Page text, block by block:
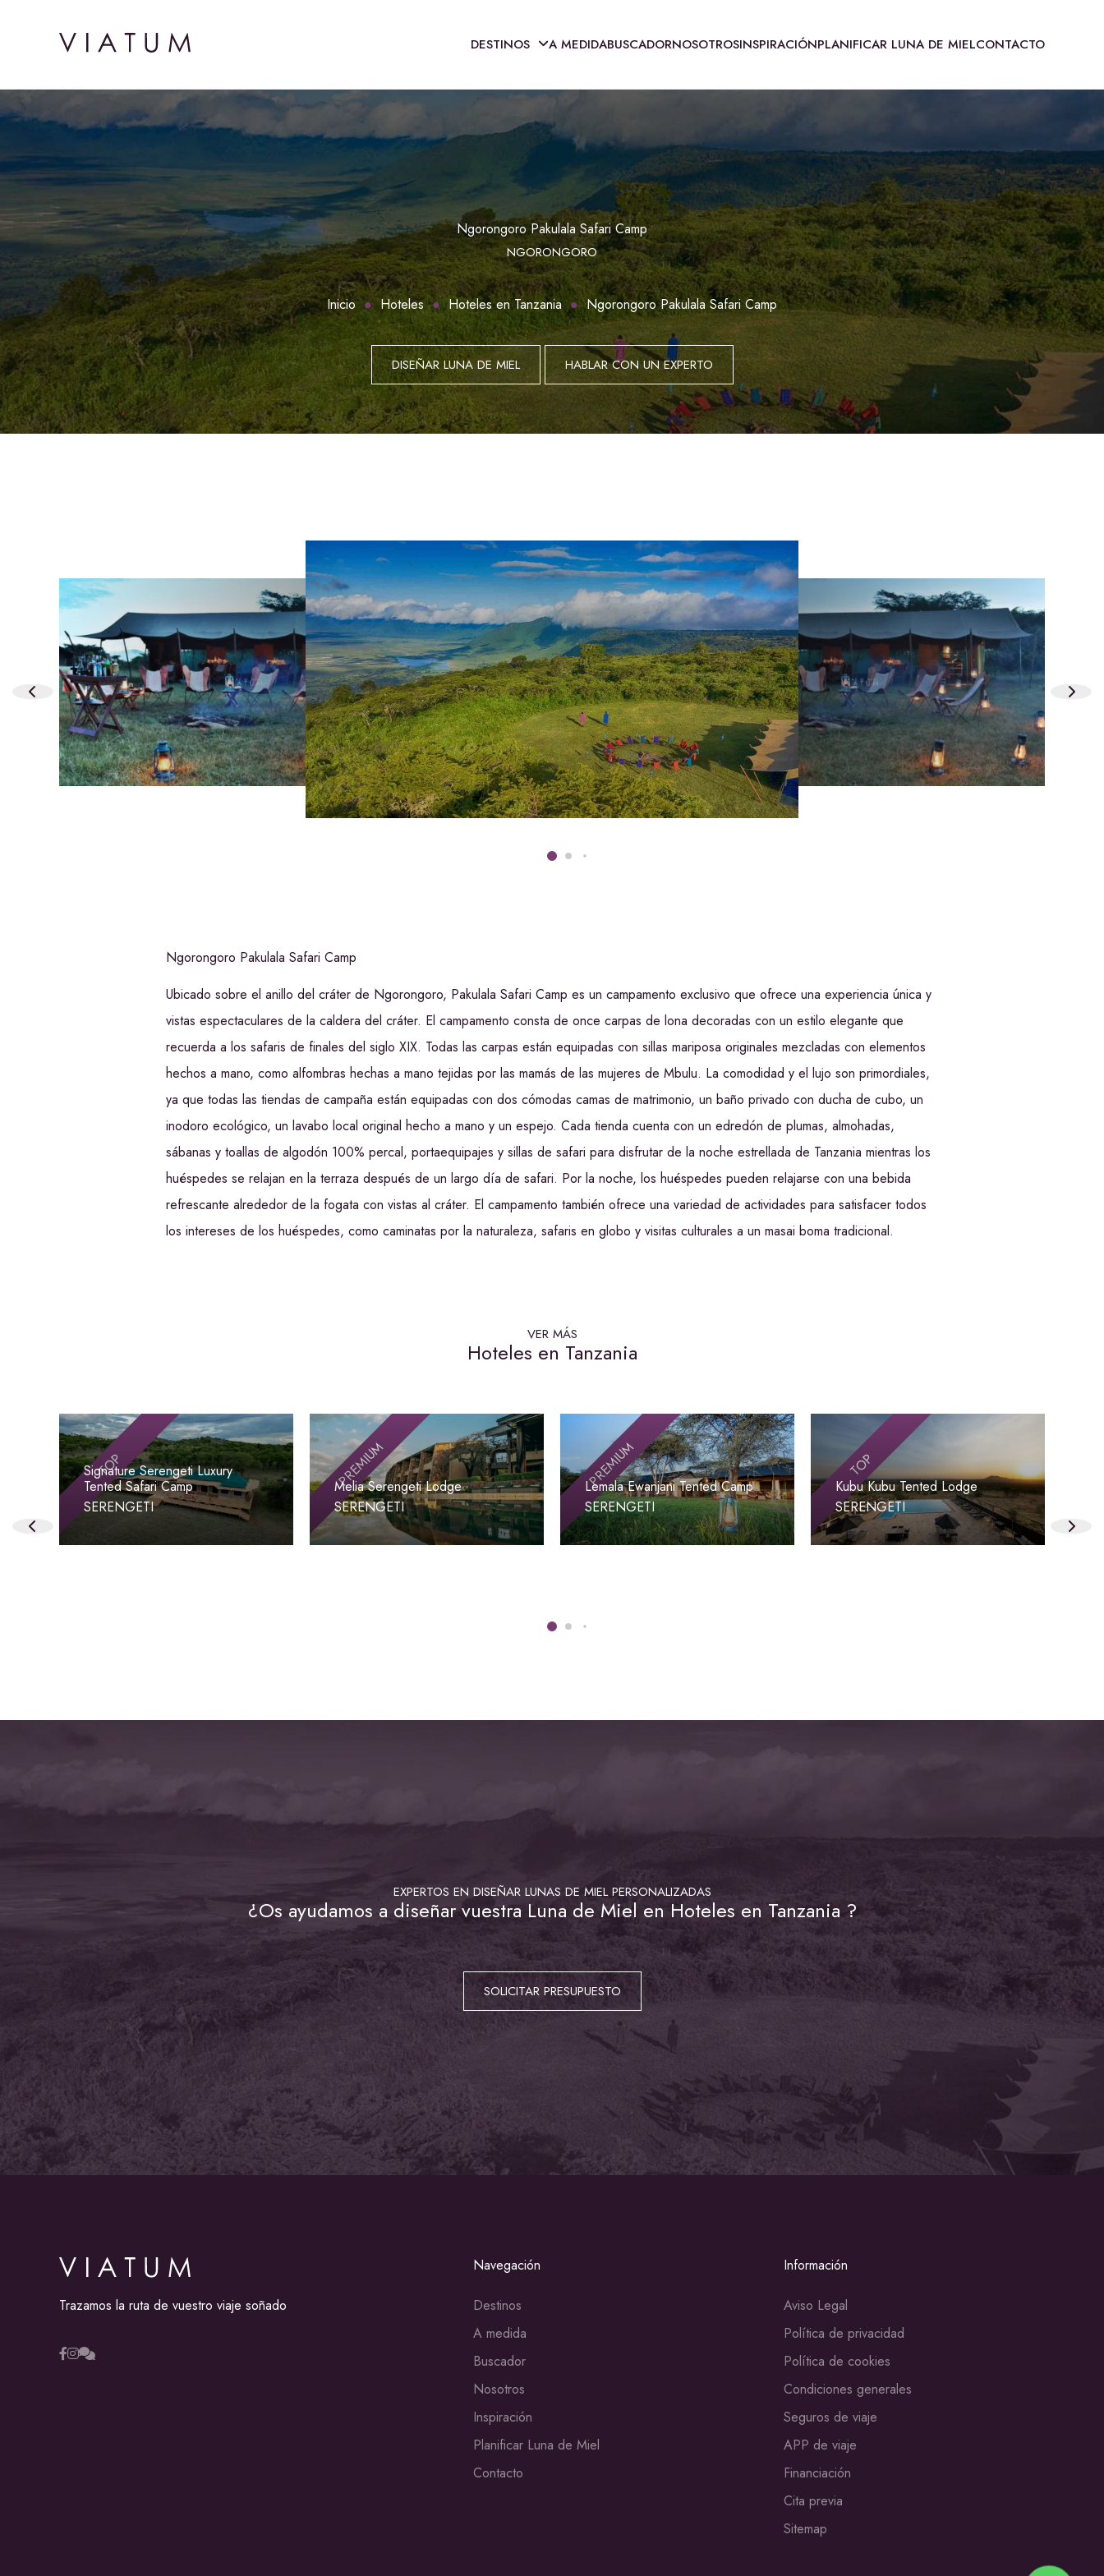
DESTINOS A MEDIDABUSCADORNOSOTROSINSPIRACIÓNPLANIFICAR LUNA DE MIELCONTACTO
Ngorongoro Pakulala Safari Camp
NGORONGORO
Inicio Hoteles Hoteles en Tanzania Ngorongoro Pakulala Safari Camp
DISEÑAR LUNA DE MIEL HABLAR CON UN EXPERTO
Ngorongoro Pakulala Safari Camp
Ubicado sobre el anillo del cráter de Ngorongoro, Pakulala Safari Camp es un campamento exclusivo que ofrece una experiencia única y
vistas espectaculares de la caldera del cráter. El campamento consta de once carpas de lona decoradas con un estilo elegante que
recuerda a los safaris de finales del siglo XIX. Todas las carpas están equipadas con sillas mariposa originales mezcladas con elementos
hechos a mano, como alfombras hechas a mano tejidas por las mamás de las mujeres de Mbulu. La comodidad y el lujo son primordiales,
ya que todas las tiendas de campaña están equipadas con dos cómodas camas de matrimonio, un baño privado con ducha de cubo, un
inodoro ecológico, un lavabo local original hecho a mano y un espejo. Cada tienda cuenta con un edredón de plumas, almohadas,
sábanas y toallas de algodón 100% percal, portaequipajes y sillas de safari para disfrutar de la noche estrellada de Tanzania mientras los
huéspedes se relajan en la terraza después de un largo día de safari. Por la noche, los huéspedes pueden relajarse con una bebida
refrescante alrededor de la fogata con vistas al cráter. El campamento también ofrece una variedad de actividades para satisfacer todos
los intereses de los huéspedes, como caminatas por la naturaleza, safaris en globo y visitas culturales a un masai boma tradicional.
VER MÁS
Hoteles en Tanzania
TOP
Signature Serengeti Luxury
Tented Safari Camp
SERENGETI
PREMIUM
Melia Serengeti Lodge
SERENGETI
PREMIUM
Lemala Ewanjani Tented Camp
SERENGETI
TOP
Kubu Kubu Tented Lodge
SERENGETI
EXPERTOS EN DISEÑAR LUNAS DE MIEL PERSONALIZADAS
¿Os ayudamos a diseñar vuestra Luna de Miel en Hoteles en Tanzania ?
SOLICITAR PRESUPUESTO
Trazamos la ruta de vuestro viaje soñado
Navegación
Destinos
A medida
Buscador
Nosotros
Inspiración
Planificar Luna de Miel
Contacto
Información
Aviso Legal
Política de privacidad
Política de cookies
Condiciones generales
Seguros de viaje
APP de viaje
Financiación
Cita previa
Sitemap